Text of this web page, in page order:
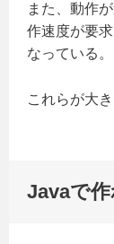
また、動作
作速度が要
なっている。
これらが大
Javaで